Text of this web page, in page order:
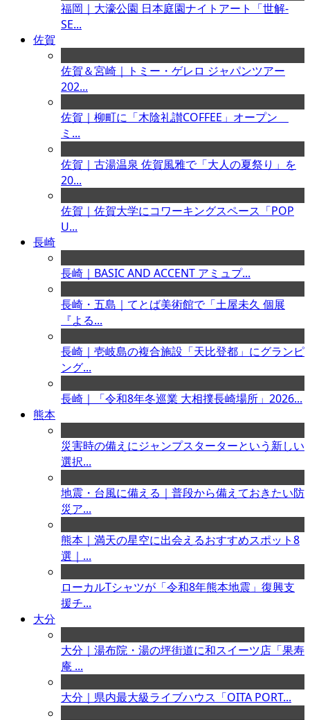
福岡｜大濠公園 日本庭園ナイトアート「世解-
SE...
佐賀
佐賀＆宮崎｜トミー・ゲレロ ジャパンツアー
202...
佐賀｜柳町に「木陰礼讃COFFEE」オープン
ミ...
佐賀｜古湯温泉 佐賀風雅で「大人の夏祭り」を
20...
佐賀｜佐賀大学にコワーキングスペース「POP
U...
長崎
長崎｜BASIC AND ACCENT アミュプ...
長崎・五島｜てとば美術館で「土屋未久 個展
『よる...
長崎｜壱岐島の複合施設「天比登都」にグランピ
ング...
長崎｜「令和8年冬巡業 大相撲長崎場所」2026...
熊本
災害時の備えにジャンプスターターという新しい
選択...
地震・台風に備える｜普段から備えておきたい防
災ア...
熊本｜満天の星空に出会えるおすすめスポット8
選｜...
ローカルTシャツが「令和8年熊本地震」復興支
援チ...
大分
大分｜湯布院・湯の坪街道に和スイーツ店「果寿
庵 ...
大分｜県内最大級ライブハウス「OITA PORT...